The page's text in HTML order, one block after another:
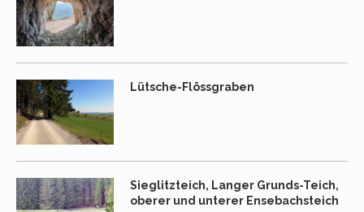
Lütsche-Flössgraben
Sieglitzteich, Langer Grunds-Teich,
oberer und unterer Ensebachsteich